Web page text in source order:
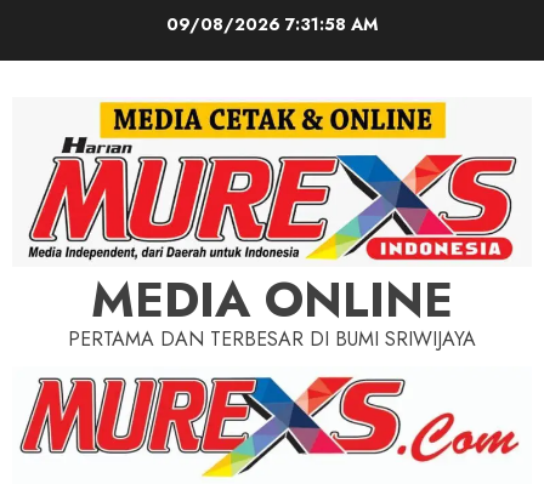
09/08/2026 7:32:00 AM
MEDIA ONLINE
PERTAMA DAN TERBESAR DI BUMI SRIWIJAYA